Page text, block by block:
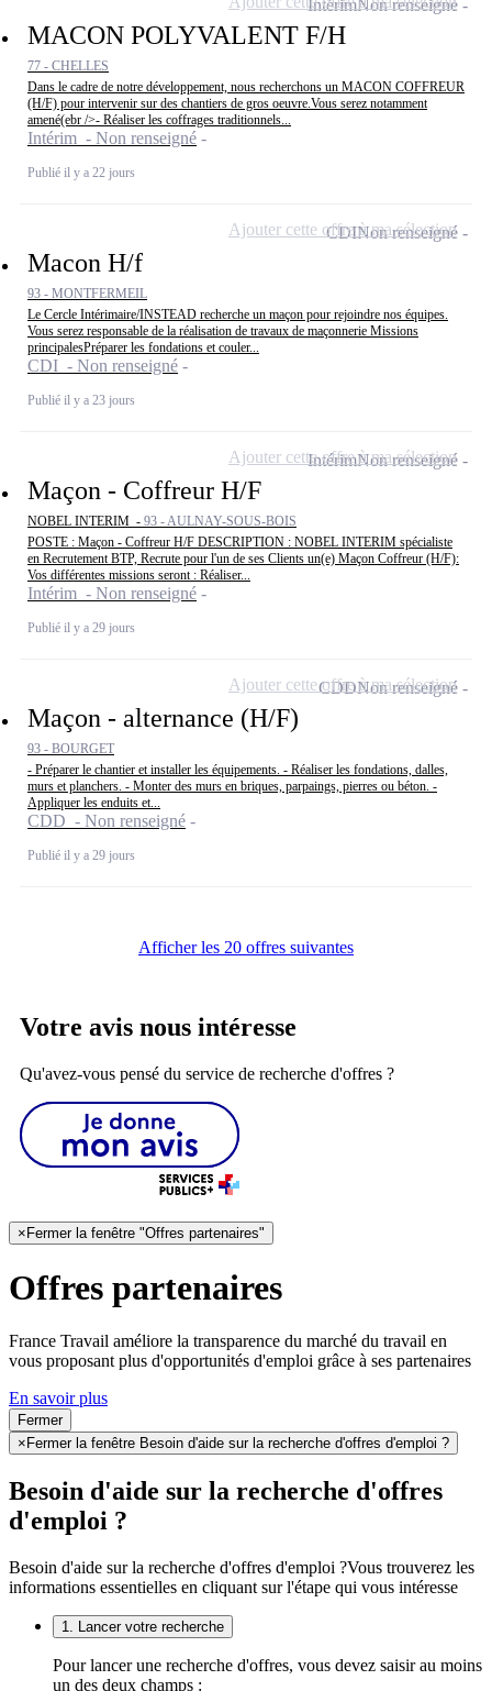
MACON POLYVALENT F/H
77 - CHELLES
Dans le cadre de notre développement, nous recherchons un MACON COFFREUR
(H/F) pour intervenir sur des chantiers de gros oeuvre.Vous serez notamment
amené(ebr />- Réaliser les coffrages traditionnels...
Intérim - Non renseigné
Publié il y a 22 jours
IntérimNon renseigné
Macon H/f
93 - MONTFERMEIL
Le Cercle Intérimaire/INSTEAD recherche un maçon pour rejoindre nos équipes.
Vous serez responsable de la réalisation de travaux de maçonnerie Missions
principalesPréparer les fondations et couler...
CDI - Non renseigné
Publié il y a 23 jours
CDINon renseigné
Ajouter cette offre à ma sélection
Maçon - Coffreur H/F
NOBEL INTERIM - 93 - AULNAY-SOUS-BOIS
POSTE : Maçon - Coffreur H/F DESCRIPTION : NOBEL INTERIM spécialiste
en Recrutement BTP, Recrute pour l'un de ses Clients un(e) Maçon Coffreur (H/F):
Vos différentes missions seront : Réaliser...
Intérim - Non renseigné
Publié il y a 29 jours
IntérimNon renseigné
Ajouter cette offre à ma sélection
Maçon - alternance (H/F)
93 - BOURGET
- Préparer le chantier et installer les équipements. - Réaliser les fondations, dalles,
murs et planchers. - Monter des murs en briques, parpaings, pierres ou béton. -
Appliquer les enduits et...
CDD - Non renseigné
Publié il y a 29 jours
CDDNon renseigné
Ajouter cette offre à ma sélection
Afficher les 20 offres suivantes
Votre avis nous intéresse
Qu'avez-vous pensé du service de recherche d'offres ?
×Fermer la fenêtre "Offres partenaires"
Offres partenaires
France Travail améliore la transparence du marché du travail en
vous proposant plus d'opportunités d'emploi grâce à ses partenaires
En savoir plus
Fermer
× Fermer la fenêtre Besoin d'aide sur la recherche d'offres d'emploi ?
Besoin d'aide sur la recherche d'offres
d'emploi ?
Besoin d'aide sur la recherche d'offres d'emploi ?Vous trouverez les
informations essentielles en cliquant sur l'étape qui vous intéresse
1. Lancer votre recherche
Pour lancer une recherche d'offres, vous devez saisir au moins
un des deux champs :